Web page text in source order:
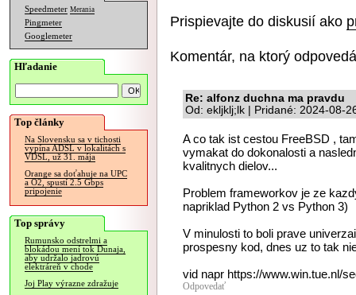
Speedmeter Merania
Pingmeter
Googlemeter
Hľadanie
Top články
Na Slovensku sa v tichosti
vypína ADSL v lokalitách s
VDSL, už 31. mája
Orange sa doťahuje na UPC
a O2, spustí 2.5 Gbps
pripojenie
Top správy
Rumunsko odstrelmi a
blokádou mení tok Dunaja,
aby udržalo jadrovú
elektráreň v chode
Joj Play výrazne zdražuje
Prispievajte do diskusií ako
Komentár, na ktorý
Re: alfonz duchna ma pravdu
Od: ekljklj;lk | Pridané: 2024-08-
A co tak ist cestou FreeBSD ,
vymakat do dokonalosti a
kvalitnych dielov...
Problem frameworkov je ze
napriklad Python 2 vs Python 3)
V minulosti to boli prave
prospesny kod, dnes uz to tak
vid napr https://www.win.tue.nl/
Odpovedať